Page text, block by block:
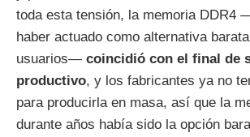
toda esta tensión, la memoria DDR4
haber actuado como alternativa
usuarios— coincidió con el final de
productivo, y los fabricantes ya no
para producirla en masa, así que la
durante años había sido la opción